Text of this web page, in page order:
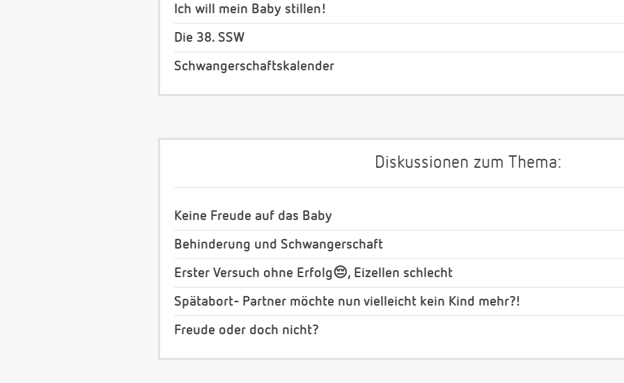
Ich will mein Baby stillen!
Die 38. SSW
Schwangerschaftskalender
Diskussionen zum Thema:
Keine Freude auf das Baby
Behinderung und Schwangerschaft
Erster Versuch ohne Erfolg😔, Eizellen schlecht
Spätabort- Partner möchte nun vielleicht kein Kind mehr?!
Freude oder doch nicht?